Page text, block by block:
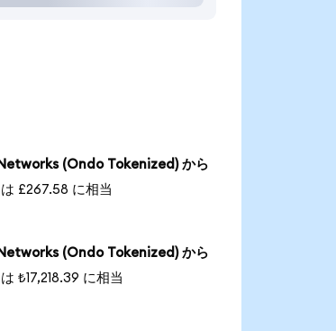
(Ondo Tokenized) から
£267.58 に相当
(Ondo Tokenized) から
₺17,218.39 に相当